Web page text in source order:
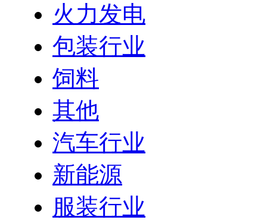
火力发电
包装行业
饲料
其他
汽车行业
新能源
服装行业